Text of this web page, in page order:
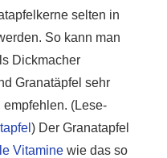
selten in
So kann man
Dickmacher
Granatäpfel sehr
(Lese-
) Der Granatapfel
Vitamine wie das so